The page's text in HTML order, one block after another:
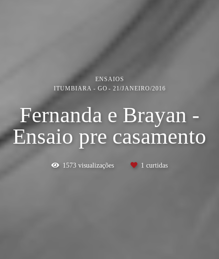
ENSAIOS
ITUMBIARA - GO
21/JANEIRO/2016
Fernanda e Brayan -
Ensaio pre casamento
1573 visualizações 1 curtidas